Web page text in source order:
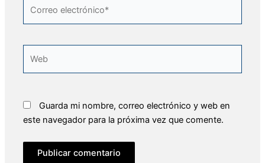
electrónico*
Guarda mi nombre, correo electrónico y web en
este navegador para la próxima vez que comente.